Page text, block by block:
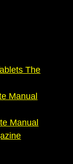
The
Manual
Manual